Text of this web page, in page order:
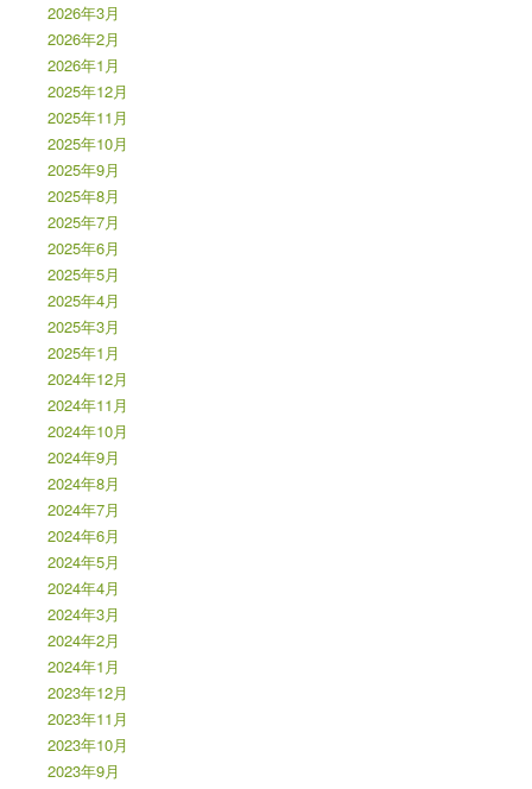
2026年3月
2026年2月
2026年1月
2025年12月
2025年11月
2025年10月
2025年9月
2025年8月
2025年7月
2025年6月
2025年5月
2025年4月
2025年3月
2025年1月
2024年12月
2024年11月
2024年10月
2024年9月
2024年8月
2024年7月
2024年6月
2024年5月
2024年4月
2024年3月
2024年2月
2024年1月
2023年12月
2023年11月
2023年10月
2023年9月